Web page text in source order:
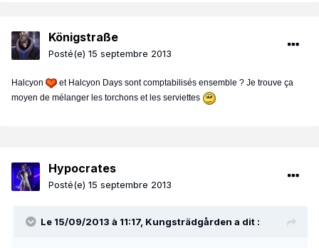
Königstraße
Posté(e) 15 septembre 2013
Halcyon
et Halcyon Days sont comptabilisés ensemble ? Je trouve ça
moyen de mélanger les torchons et les serviettes
Hypocrates
Posté(e) 15 septembre 2013
Le 15/09/2013 à 11:17, Kungsträdgården a dit :